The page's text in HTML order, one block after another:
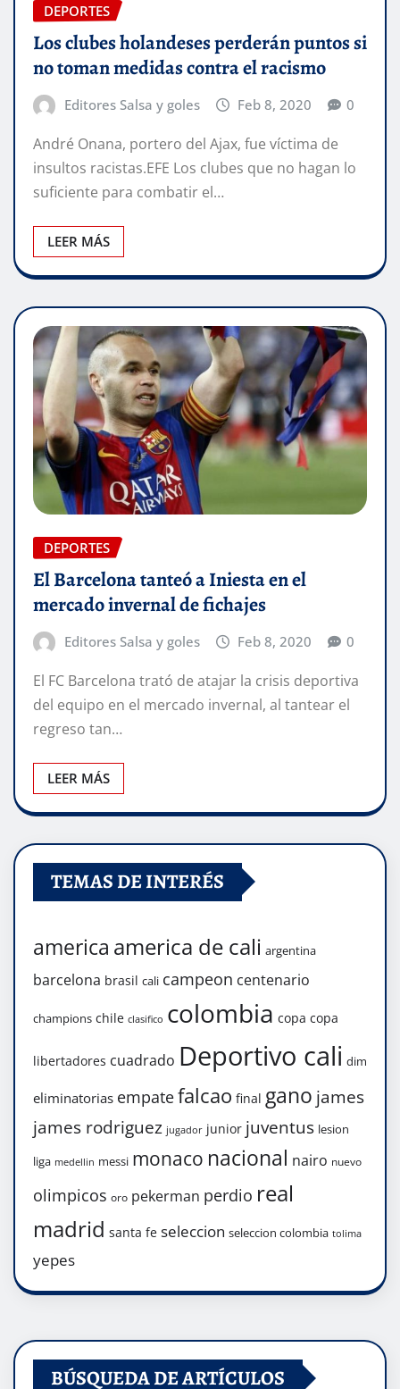
DEPORTES
Los clubes holandeses perderán puntos si
no toman medidas contra el racismo
Editores Salsa y goles Feb 8, 2020 0
André Onana, portero del Ajax, fue víctima de
insultos racistas.EFE Los clubes que no hagan lo
suficiente para combatir el…
LEER MÁS
DEPORTES
El Barcelona tanteó a Iniesta en el
mercado invernal de fichajes
Editores Salsa y goles Feb 8, 2020 0
El FC Barcelona trató de atajar la crisis deportiva
del equipo en el mercado invernal, al tantear el
regreso tan…
LEER MÁS
TEMAS DE INTERÉS
america america de cali argentina
barcelona brasil cali campeon centenario
champions chile clasifico colombia copa copa
libertadores cuadrado Deportivo cali dim
eliminatorias empatefalcao final gano james
james rodriguez jugador junior juventus lesion
liga medellin messi monaco nacional nairo nuevo
olimpicos oro pekerman perdio real
madrid santa fe seleccion seleccion colombia tolima
yepes
BÚSQUEDA DE ARTÍCULOS